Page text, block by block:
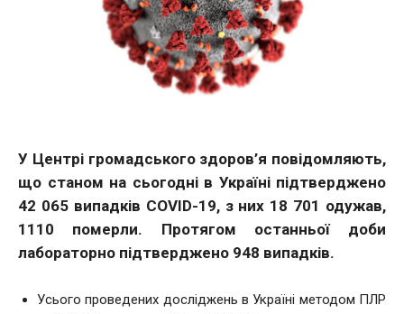
У Центрі громадського здоров’я повідомляють,
що станом на сьогодні в Україні підтверджено
42 065 випадків COVID-19, з них 18 701 одужав,
1110 померли. Протягом останньої доби
лабораторно підтверджено 948 випадків.
Усього проведених досліджень в Україні методом ПЛР